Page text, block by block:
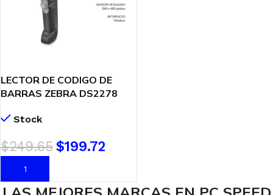
LECTOR DE CODIGO DE
BARRAS ZEBRA DS2278
1D/2D | USB – WIRELESS
Stock
$249.65$199.72
AÑADIR AL CARRITO